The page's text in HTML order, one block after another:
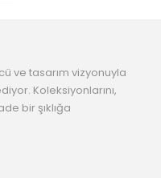
TL
ve tasarım vizyonuyla
Koleksiyonlarını,
bir şıklığa